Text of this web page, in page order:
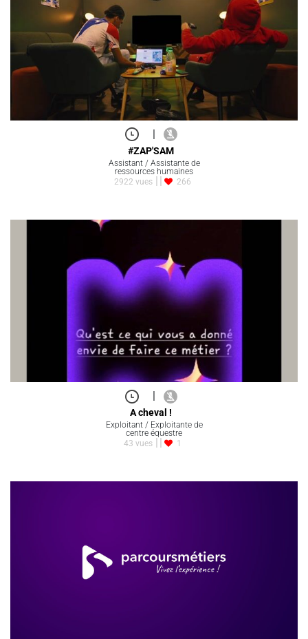
|
#ZAP'SAM
Assistant / Assistante de
ressources humaines
2922 vues
266
|
A cheval !
Exploitant / Exploitante de
centre équestre
43 vues
1